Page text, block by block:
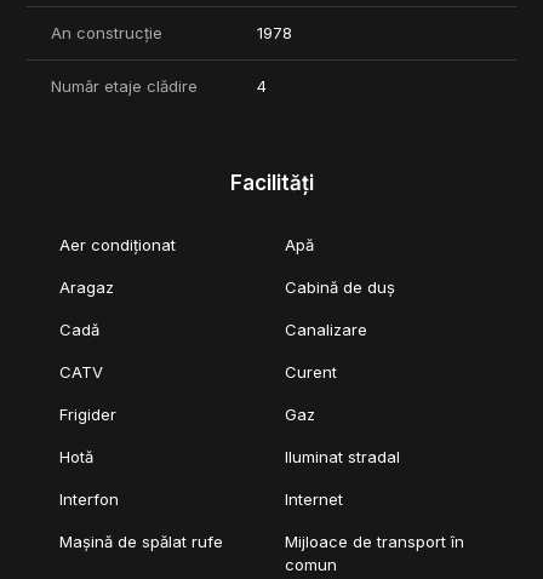
An construcție 1978
Număr etaje clădire 4
Facilități
Aer condiționat Apă
Aragaz Cabină de duș
Cadă Canalizare
CATV Curent
Frigider Gaz
Hotă Iluminat stradal
Interfon Internet
Mașină de spălat rufe
Mijloace de transport în
comun